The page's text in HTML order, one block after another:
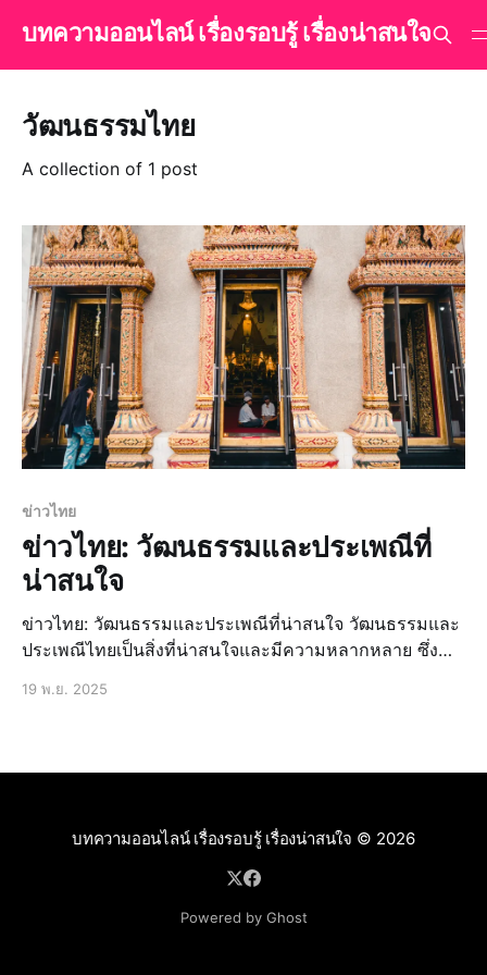
บทความออนไลน์ เรื่องรอบรู้ เรื่องน่าสนใจ
วัฒนธรรมไทย
A collection of 1 post
ข่าวไทย
ข่าวไทย: วัฒนธรรมและประเพณีที่
น่าสนใจ
ข่าวไทย: วัฒนธรรมและประเพณีที่น่าสนใจ วัฒนธรรมและ
ประเพณีไทยเป็นสิ่งที่น่าสนใจและมีความหลากหลาย ซึ่ง
19 พ.ย. 2025
บทความออนไลน์ เรื่องรอบรู้ เรื่องน่าสนใจ © 2026
Powered by Ghost